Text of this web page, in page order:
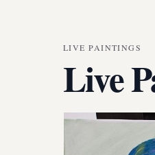
LIVE PAINTINGS
Live